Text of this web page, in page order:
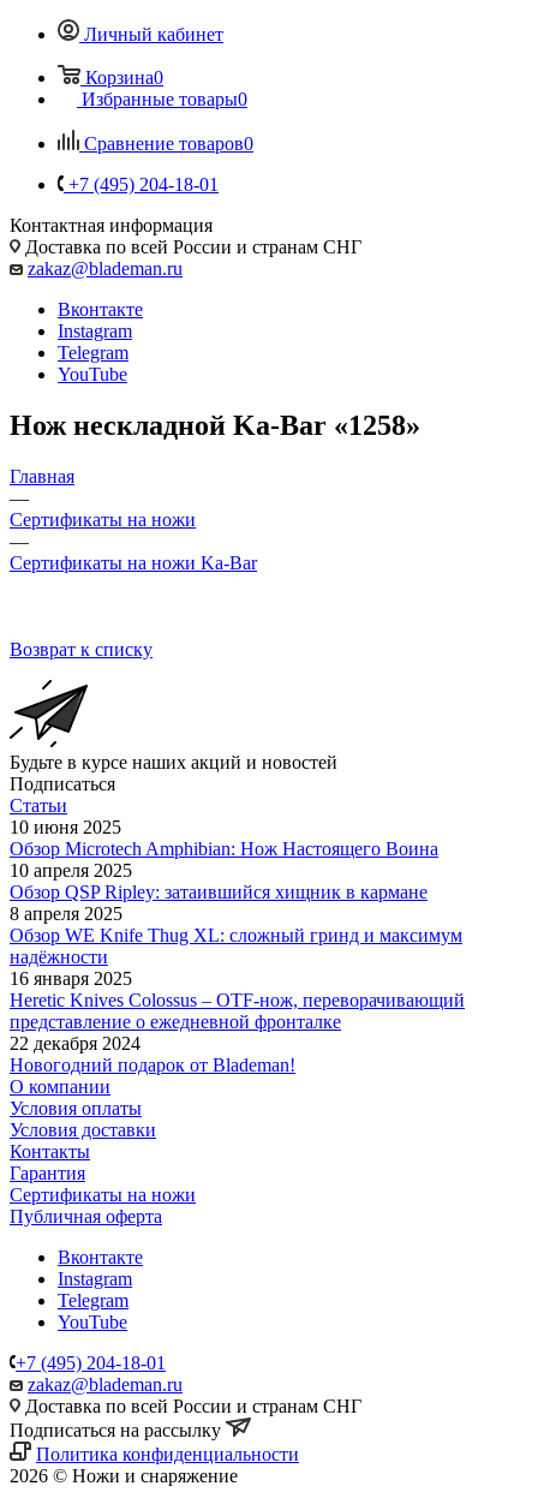
Личный кабинет
Корзина0
Избранные товары0
Сравнение товаров0
+7 (495) 204-18-01
Контактная информация
Доставка по всей России и странам СНГ
zakaz@blademan.ru
Вконтакте
Instagram
Telegram
YouTube
Нож нескладной Ka-Bar «1258»
Главная
—
Сертификаты на ножи
—
Сертификаты на ножи Ka-Bar
Возврат к списку
Будьте в курсе наших акций и новостей
Подписаться
Статьи
10 июня 2025
Обзор Microtech Amphibian: Нож Настоящего Воина
10 апреля 2025
Обзор QSP Ripley: затаившийся хищник в кармане
8 апреля 2025
Обзор WE Knife Thug XL: сложный гринд и максимум
надёжности
16 января 2025
Heretic Knives Colossus – OTF-нож, переворачивающий
представление о ежедневной фронталке
22 декабря 2024
Новогодний подарок от Blademan!
О компании
Условия оплаты
Условия доставки
Контакты
Гарантия
Сертификаты на ножи
Публичная оферта
Вконтакте
Instagram
Telegram
YouTube
+7 (495) 204-18-01
zakaz@blademan.ru
Доставка по всей России и странам СНГ
Подписаться на рассылку
Политика конфиденциальности
2026 © Ножи и снаряжение